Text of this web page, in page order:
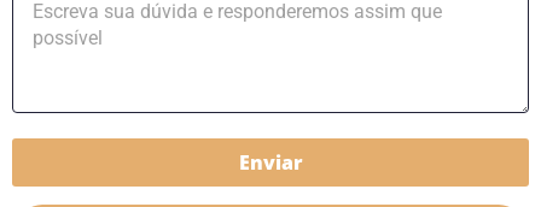
Enviar